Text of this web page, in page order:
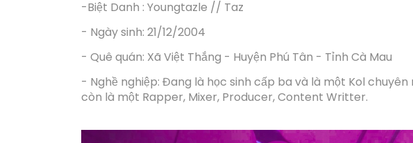
-Biệt Danh : Youngtazle // Taz
- Ngày sinh: 21/12/2004
- Quê quán: Xã Việt Thắng - Huyện Phú Tân - Tỉnh Cà Mau
- Nghề nghiệp: Đang là học sinh cấp ba và là một Kol
còn là một Rapper, Mixer, Producer, Content Writter.